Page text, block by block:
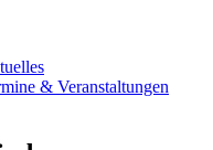
& Veranstaltungen